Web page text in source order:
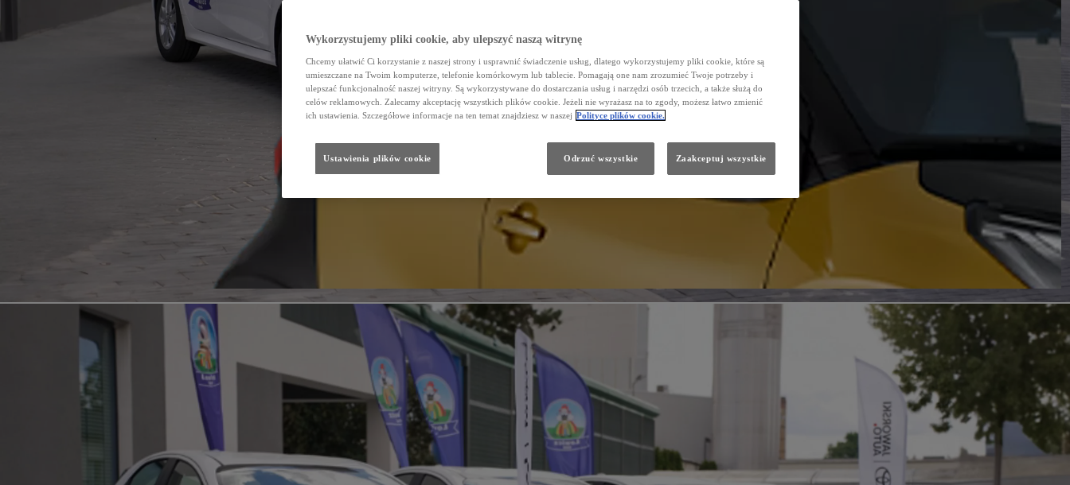
Wykorzystujemy pliki cookie, aby ulepszyć naszą witrynę
Chcemy ułatwić Ci korzystanie z naszej strony i usprawnić świadczenie usług, dlatego wykorzystujemy pliki cookie, które są
umieszczane na Twoim komputerze, telefonie komórkowym lub tablecie. Pomagają one nam zrozumieć Twoje potrzeby i
ulepszać funkcjonalność naszej witryny. Są wykorzystywane do dostarczania usług i narzędzi osób trzecich, a także służą do
celów reklamowych. Zalecamy akceptację wszystkich plików cookie. Jeżeli nie wyrażasz na to zgody, możesz łatwo zmienić
ich ustawienia. Szczegółowe informacje na ten temat znajdziesz w naszej Polityce plików cookie.
Ustawienia plików cookie Odrzuć wszystkie Zaakceptuj wszystkie